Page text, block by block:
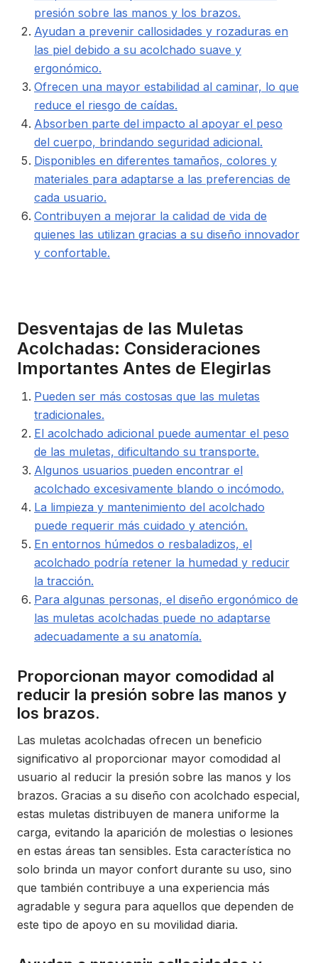
presión sobre las manos y los brazos.
Ayudan a prevenir callosidades y rozaduras en
las piel debido a su acolchado suave y
ergonómico.
Ofrecen una mayor estabilidad al caminar, lo que
reduce el riesgo de caídas.
Absorben parte del impacto al apoyar el peso
del cuerpo, brindando seguridad adicional.
Disponibles en diferentes tamaños, colores y
materiales para adaptarse a las preferencias de
cada usuario.
Contribuyen a mejorar la calidad de vida de
quienes las utilizan gracias a su diseño innovador
y confortable.
Desventajas de las Muletas
Acolchadas: Consideraciones
Importantes Antes de Elegirlas
Pueden ser más costosas que las muletas
tradicionales.
El acolchado adicional puede aumentar el peso
de las muletas, dificultando su transporte.
Algunos usuarios pueden encontrar el
acolchado excesivamente blando o incómodo.
La limpieza y mantenimiento del acolchado
puede requerir más cuidado y atención.
En entornos húmedos o resbaladizos, el
acolchado podría retener la humedad y reducir
la tracción.
Para algunas personas, el diseño ergonómico de
las muletas acolchadas puede no adaptarse
adecuadamente a su anatomía.
Proporcionan mayor comodidad al
reducir la presión sobre las manos y
los brazos.
Las muletas acolchadas ofrecen un beneficio
significativo al proporcionar mayor comodidad al
usuario al reducir la presión sobre las manos y los
brazos. Gracias a su diseño con acolchado especial,
estas muletas distribuyen de manera uniforme la
carga, evitando la aparición de molestias o lesiones
en estas áreas tan sensibles. Esta característica no
solo brinda un mayor confort durante su uso, sino
que también contribuye a una experiencia más
agradable y segura para aquellos que dependen de
este tipo de apoyo en su movilidad diaria.